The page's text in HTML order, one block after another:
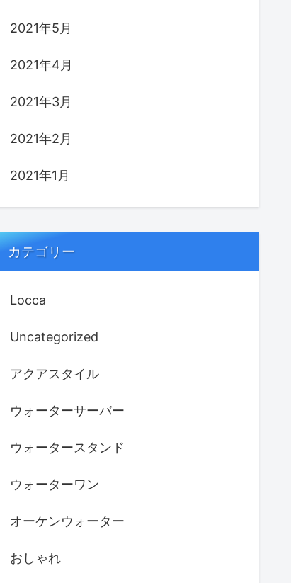
2021年5月
2021年4月
2021年3月
2021年2月
2021年1月
カテゴリー
Locca
Uncategorized
アクアスタイル
ウォーターサーバー
ウォータースタンド
ウォーターワン
オーケンウォーター
おしゃれ